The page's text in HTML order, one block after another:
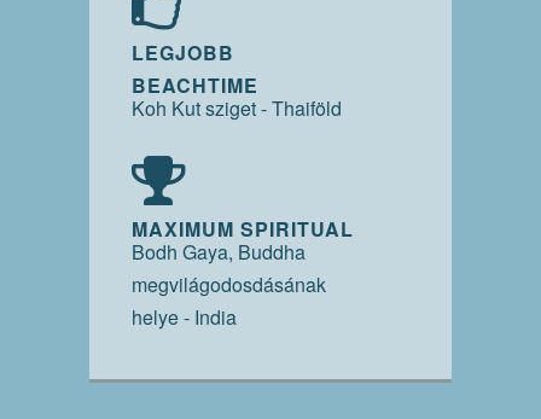
LEGJOBB
BEACHTIME
Koh Kut sziget - Thaiföld
MAXIMUM SPIRITUAL
Bodh Gaya, Buddha
megvilágodosdásának
helye - India